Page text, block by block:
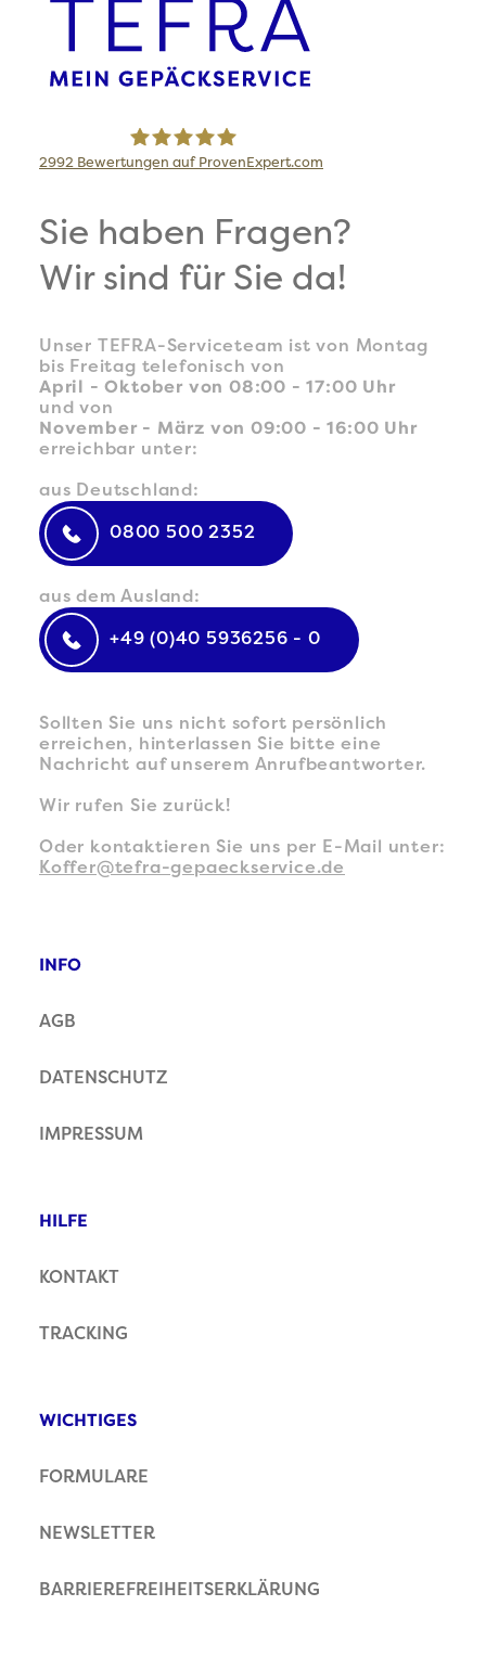
2992 Bewertungen auf ProvenExpert.com
Sie haben Fragen?
Wir sind für Sie da!
Unser TEFRA-Serviceteam ist von Montag
bis Freitag telefonisch von
April - Oktober von 08:00 - 17:00 Uhr
und von
November - März von 09:00 - 16:00 Uhr
erreichbar unter:
aus Deutschland:
0800 500 2352
aus dem Ausland:
+49 (0)40 5936256 - 0
Sollten Sie uns nicht sofort persönlich
erreichen, hinterlassen Sie bitte eine
Nachricht auf unserem Anrufbeantworter.
Wir rufen Sie zurück!
Oder kontaktieren Sie uns per E-Mail unter:
Koffer@tefra-gepaeckservice.de
INFO
AGB
DATENSCHUTZ
IMPRESSUM
HILFE
KONTAKT
TRACKING
WICHTIGES
FORMULARE
NEWSLETTER
BARRIEREFREIHEITSERKLÄRUNG